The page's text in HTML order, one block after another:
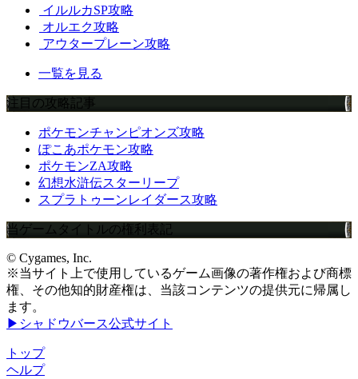
イルルカSP攻略
オルエク攻略
アウタープレーン攻略
一覧を見る
注目の攻略記事
ポケモンチャンピオンズ攻略
ぽこあポケモン攻略
ポケモンZA攻略
幻想水滸伝スターリープ
スプラトゥーンレイダース攻略
当ゲームタイトルの権利表記
© Cygames, Inc.
※当サイト上で使用しているゲーム画像の著作権および商標
権、その他知的財産権は、当該コンテンツの提供元に帰属し
ます。
▶シャドウバース公式サイト
トップ
ヘルプ